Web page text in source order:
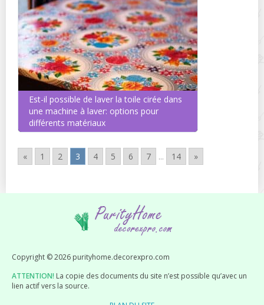
Est-il possible de laver la toile cirée dans
une machine à laver: options pour
différents matériaux
« 1 2 3 4 5 6 7 ... 14 »
Copyright © 2026 purityhome.decorexpro.com
ATTENTION! La copie des documents du site n’est possible qu’avec un
lien actif vers la source.